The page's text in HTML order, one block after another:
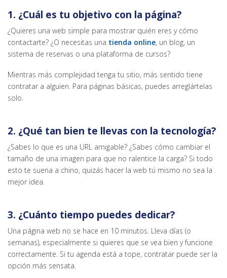
1. ¿Cuál es tu objetivo con la página?
¿Quieres una web simple para mostrar quién eres y cómo
contactarte? ¿O necesitas una tienda online, un blog, un
sistema de reservas o una plataforma de cursos?
Mientras más complejidad tenga tu sitio, más sentido tiene
contratar a alguien. Para páginas básicas, puedes arreglártelas
solo.
2. ¿Qué tan bien te llevas con la tecnología?
¿Sabes lo que es una URL amigable? ¿Sabes cómo cambiar el
tamaño de una imagen para que no ralentice la carga? Si todo
esto te suena a chino, quizás hacer la web tú mismo no sea la
mejor idea.
3. ¿Cuánto tiempo puedes dedicar?
Una página web no se hace en 10 minutos. Lleva días (o
semanas), especialmente si quieres que se vea bien y funcione
correctamente. Si tu agenda está a tope, contratar puede ser la
opción más sensata.